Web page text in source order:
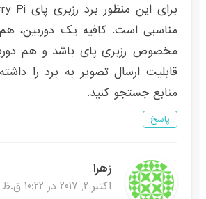
مناسبی است. کافیه یک دوربین، هم
مخصوص رزبری پای باشد و هم
قابلیت ارسال تصویر به برد را
منابع جستجو کنید.
پاسخ
زهرا
اکتبر 2, 2017 در 10:22 ق.ظ